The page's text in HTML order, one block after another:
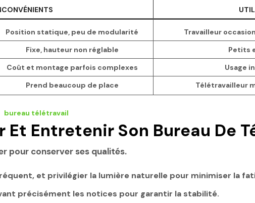
Position statique, peu de modularité
Travailleur
Fixe, hauteur non réglable
Petits
Coût et montage parfois complexes
Usage
Prend beaucoup de place Télétravailleur
Entretenir Son Bureau De
pour conserver ses qualités.
et privilégier la lumière naturelle pour minimiser la
précisément les notices pour garantir la stabilité.